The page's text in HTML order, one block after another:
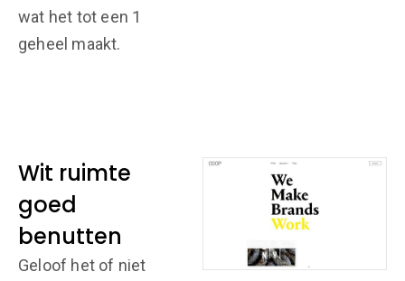
wat het tot een 1
geheel maakt.
Wit ruimte
goed
benutten
Geloof het of niet